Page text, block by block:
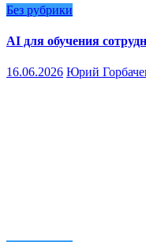
Без рубрики
AI для обучения
16.06.2026 Юрий